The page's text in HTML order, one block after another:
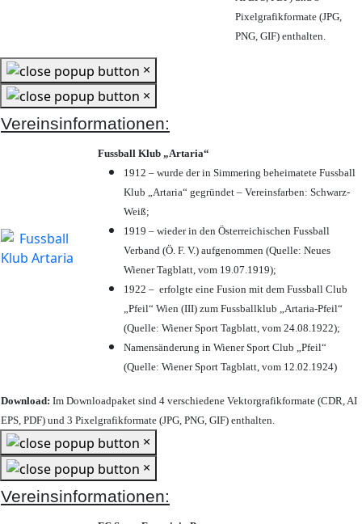
Pixelgrafikformate (JPG,
PNG, GIF) enthalten.
×
×
Vereinsinformationen:
Fussball Klub „Artaria“
1912 – wurde der in Simmering beheimatete Fussball
Klub „Artaria“ gegründet – Vereinsfarben: Schwarz-
Weiß;
1919 – wieder in den Österreichischen Fussball
Verband (Ö. F. V.) aufgenommen (Quelle: Neues
Wiener Tagblatt, vom 19.07.1919);
1922 – erfolgte eine Fusion mit dem Fussball Club
„Pfeil“ Wien (III) zum Fussballklub „Artaria-Pfeil“
(Quelle: Wiener Sport Tagblatt, vom 24.08.1922);
Namensänderung in Wiener Sport Club „Pfeil“
(Quelle: Wiener Sport Tagblatt, vom 12.02.1924)
Download: Im Downloadpaket sind 4 verschiedene Vektorgrafikformate (CDR, AI
EPS, PDF) und 3 Pixelgrafikformate (JPG, PNG, GIF) enthalten.
×
×
Vereinsinformationen: